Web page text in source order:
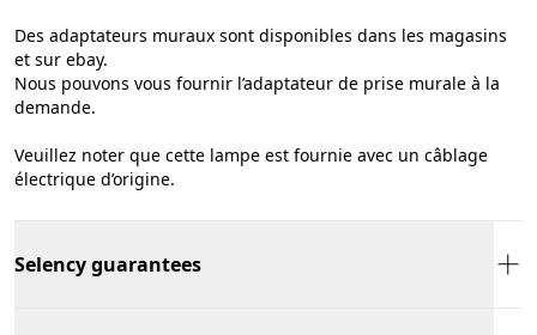
Des adaptateurs muraux sont disponibles dans les magasins
et sur ebay.
Nous pouvons vous fournir l’adaptateur de prise murale à la
demande.
Veuillez noter que cette lampe est fournie avec un câblage
électrique d’origine.
Selency guarantees